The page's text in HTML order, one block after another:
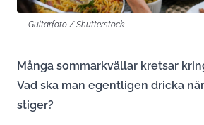
Guitarfoto / Shutterstock
Många sommarkvällar kretsar
Vad ska man egentligen dricka
stiger?